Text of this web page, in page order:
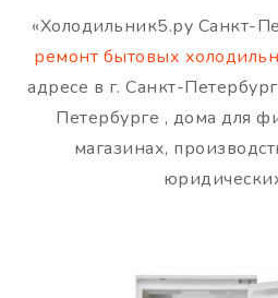
«Холодильник5.ру Санкт-
ремонт бытовых
адресе в г. Санкт-
Петербурге , дома для
магазинах,